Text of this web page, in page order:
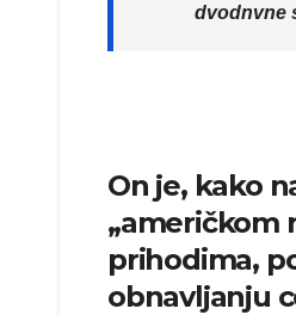
dvodnvne
On je, kako
„američkom
prihodima,
obnavljanju